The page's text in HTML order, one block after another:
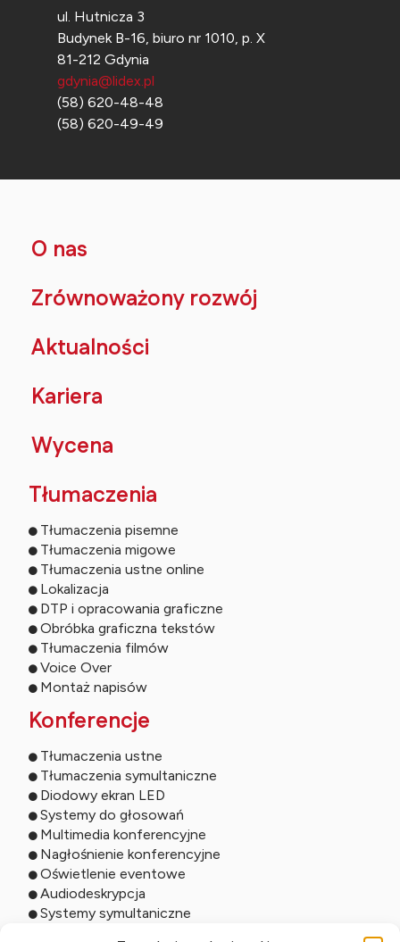
ul. Hutnicza 3
Budynek B-16, biuro nr 1010, p. X
81-212 Gdynia
gdynia@lidex.pl
(58) 620-48-48
(58) 620-49-49
O nas
Zrównoważony rozwój
Aktualności
Kariera
Wycena
Tłumaczenia
Tłumaczenia pisemne
Tłumaczenia migowe
Tłumaczenia ustne online
Lokalizacja
DTP i opracowania graficzne
Obróbka graficzna tekstów
Tłumaczenia filmów
Voice Over
Montaż napisów
Konferencje
Tłumaczenia ustne
Tłumaczenia symultaniczne
Diodowy ekran LED
Systemy do głosowań
Multimedia konferencyjne
Nagłośnienie konferencyjne
Oświetlenie eventowe
Audiodeskrypcja
Systemy symultaniczne